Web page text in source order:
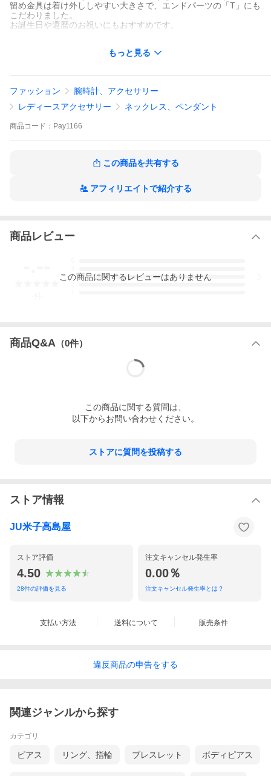
留め金具は着け外ししやすい大きさで、エンドパーツの「T」にも
こだわりました。
お誕生日や還暦のお祝いにもおすすめです。
干異なる場合がございます。
もっと見る
ファッション
腕時計、アクセサリー
レディースアクセサリー
ネックレス、ペンダント
商品 コード： Pay1166
この商品を共有する
アフィリエイトで紹介する
商品レビュー
3
この商品に関するレビューはありません
商品Q&A （0件）
この商品に関する質問は、
以下からお問い合わせください。
ストアに質問を投稿する
ストア情報
JU米子高島屋
ストア評価
4.50
28件の評価を見る
注文キャンセル発生率
0.00％
注文キャンセル発生率とは？
支払い方法 送料について 販売条件
違反商品の申告をする
関連ジャンルから探す
カテゴリ
ピアス リング、指輪 ブレスレット ボディピアス